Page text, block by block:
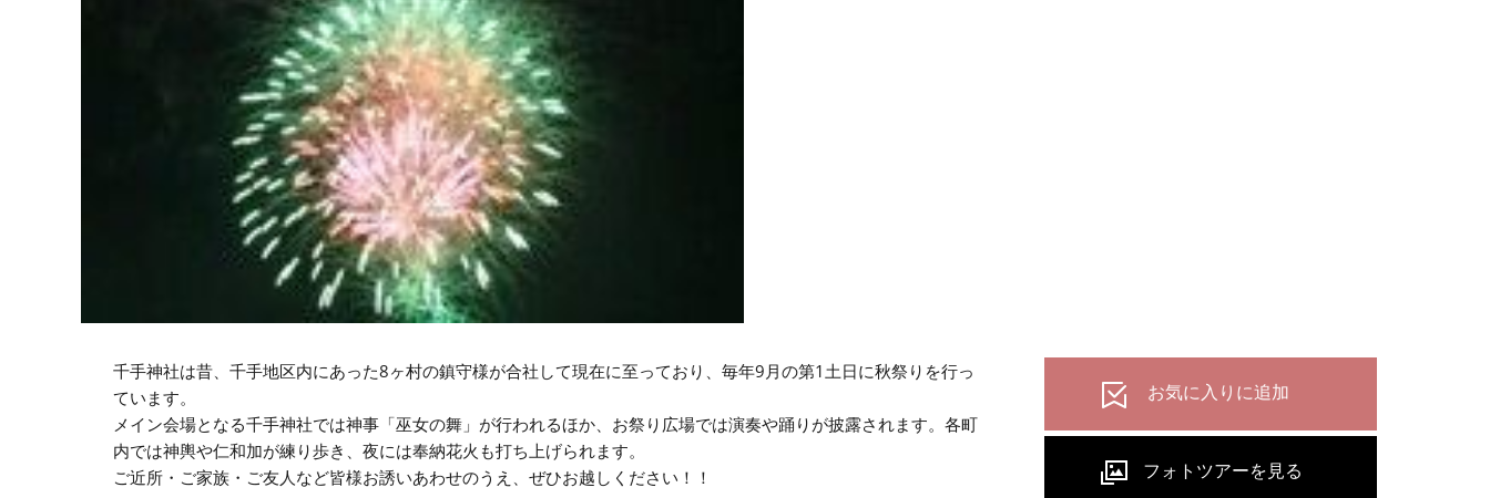
千手神社は昔、千手地区内にあった8ヶ村の鎮守様が合社して現在に至っており、毎年9月の第1土日に秋祭りを行っ
ています。
メイン会場となる千手神社では神事「巫女の舞」が行われるほか、お祭り広場では演奏や踊りが披露されます。各町
内では神輿や仁和加が練り歩き、夜には奉納花火も打ち上げられます。
ご近所・ご家族・ご友人など皆様お誘いあわせのうえ、ぜひお越しください！！